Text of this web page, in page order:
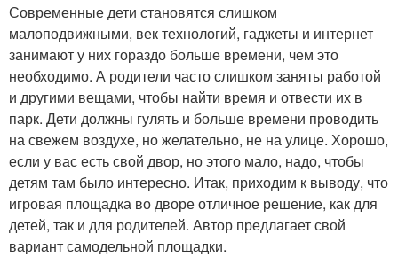
Современные дети становятся слишком
малоподвижными, век технологий, гаджеты и интернет
занимают у них гораздо больше времени, чем это
необходимо. А родители часто слишком заняты работой
и другими вещами, чтобы найти время и отвести их в
парк. Дети должны гулять и больше времени проводить
на свежем воздухе, но желательно, не на улице. Хорошо,
если у вас есть свой двор, но этого мало, надо, чтобы
детям там было интересно. Итак, приходим к выводу, что
игровая площадка во дворе отличное решение, как для
детей, так и для родителей. Автор предлагает свой
вариант самодельной площадки.